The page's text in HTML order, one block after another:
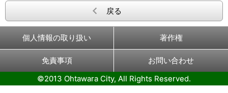
戻る
個人情報の取り扱い 著作権
免責事項
お問い合わせ
©2013 Ohtawara City, All Rights Reserved.